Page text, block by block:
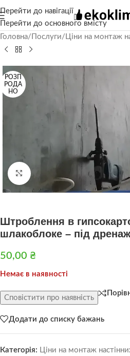
Перейти до навігації
Перейти до основного вмісту
Головна/ Послуги/ Ціни на монтаж
РОЗП
РОДА
НО
Натисніть, щоб збільшити
Штроблення в
шлакоблоке – під дренаж
50,00 ₴
Немає в наявності
Сповістити про наявність
Додати до списку бажань
Категорія: Ціни на монтаж